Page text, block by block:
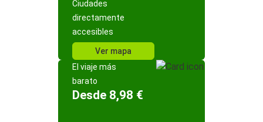
Ciudades
directamente
accesibles
Ver mapa
El viaje más
barato
Desde 8,98 €